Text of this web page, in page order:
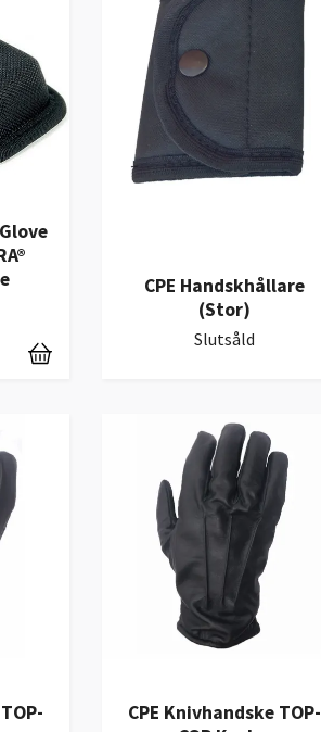
CPE Handskhållare
(Stor)
Slutsåld
CPE Knivhandske TOP-